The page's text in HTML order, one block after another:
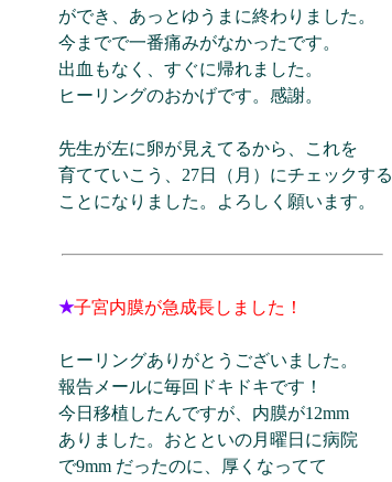
ができ、あっとゆうまに終わりました。
今までで一番痛みがなかったです。
出血もなく、すぐに帰れました。
ヒーリングのおかげです。感謝。
先生が左に卵が見えてるから、これを
育てていこう、27日（月）にチェックする
ことになりました。よろしく願います。
★子宮内膜が急成長しました！
ヒーリングありがとうございました。
報告メールに毎回ドキドキです！
今日移植したんですが、内膜が12mm
ありました。おとといの月曜日に病院
で9mm だったのに、厚くなってて